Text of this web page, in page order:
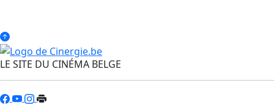
LE SITE DU CINÉMA BELGE